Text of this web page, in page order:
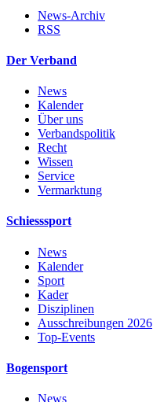
News-Archiv
RSS
Der Verband
News
Kalender
Über uns
Verbandspolitik
Recht
Wissen
Service
Vermarktung
Schiesssport
News
Kalender
Sport
Kader
Disziplinen
Ausschreibungen 2026
Top-Events
Bogensport
News